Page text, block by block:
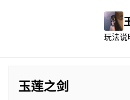
玩法说
玉莲之剑